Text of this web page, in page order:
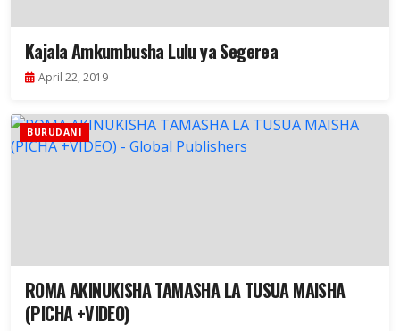
Kajala Amkumbusha Lulu ya Segerea
April 22, 2019
BURUDANI
ROMA AKINUKISHA TAMASHA LA TUSUA MAISHA
(PICHA +VIDEO)